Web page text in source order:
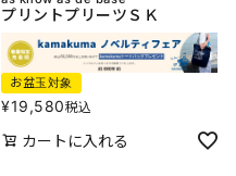
プリントプリーツＳＫ
お盆玉対象
¥19,580税込
カートに入れる